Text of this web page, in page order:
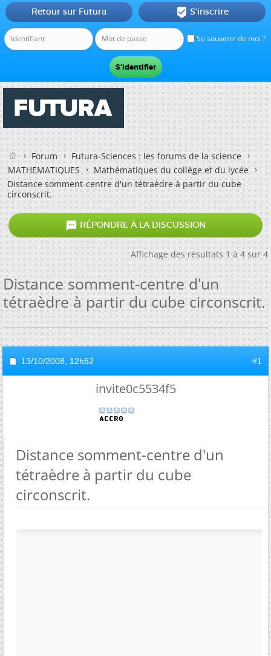
Se souvenir de moi ?
Retour sur Futura  S'inscrire
Forum
Futura-Sciences : les forums de la science
MATHEMATIQUES
Mathématiques du collège et du lycée
Distance somment-centre d'un tétraèdre à partir du cube
circonscrit.
 RÉPONDRE À LA DISCUSSION
Affichage des résultats 1 à 4 sur 4
Distance somment-centre d'un
tétraèdre à partir du cube circonscrit.
13/10/2008, 12h52 #1
invite0c5534f5
Distance somment-centre d'un
tétraèdre à partir du cube
circonscrit.